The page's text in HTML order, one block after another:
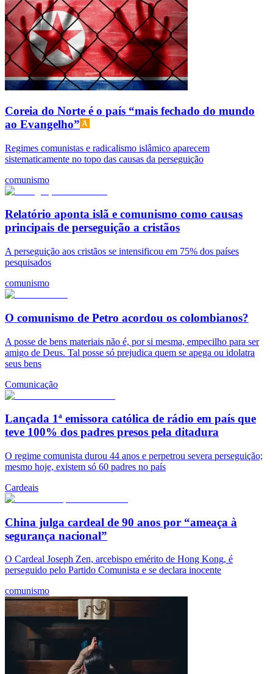
Coreia do Norte é o país “mais fechado do mundo
ao Evangelho”
Regimes comunistas e radicalismo islâmico aparecem
sistematicamente no topo das causas da perseguição
comunismo
Relatório aponta islã e comunismo como causas
principais de perseguição a cristãos
A perseguição aos cristãos se intensificou em 75% dos países
pesquisados
comunismo
O comunismo de Petro acordou os colombianos?
A posse de bens materiais não é, por si mesma, empecilho para ser
amigo de Deus. Tal posse só prejudica quem se apega ou idolatra
seus bens
Comunicação
Lançada 1ª emissora católica de rádio em país que
teve 100% dos padres presos pela ditadura
O regime comunista durou 44 anos e perpetrou severa perseguição;
mesmo hoje, existem só 60 padres no país
Cardeais
China julga cardeal de 90 anos por “ameaça à
segurança nacional”
O Cardeal Joseph Zen, arcebispo emérito de Hong Kong, é
perseguido pelo Partido Comunista e se declara inocente
comunismo